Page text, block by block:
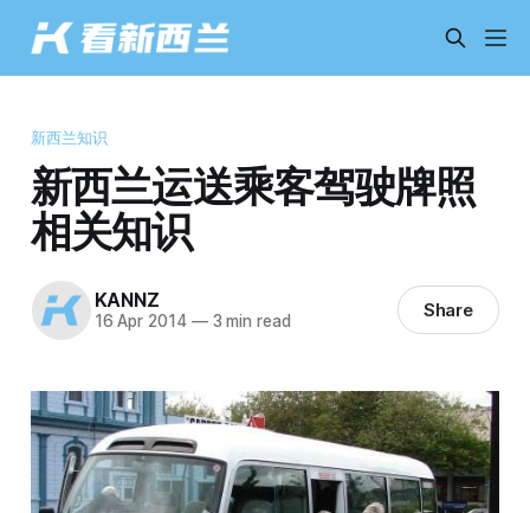
新西兰知识
新西兰运送乘客驾驶牌照
相关知识
KANNZ
16 Apr 2014 —3 min read Share